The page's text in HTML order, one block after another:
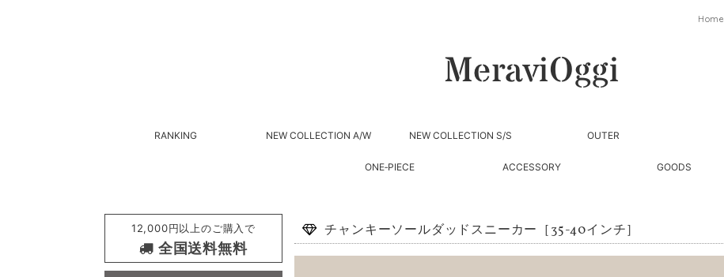
Home
RANKING NEW COLLECTION A/W NEW COLLECTION S/S OUTER
ONE‐PIECE ACCESSORY GOODS
12,000円以上のご購入で
全国送料無料
チャンキーソールダッドスニーカー［35-40インチ］